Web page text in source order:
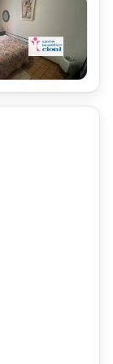
sfociano nel